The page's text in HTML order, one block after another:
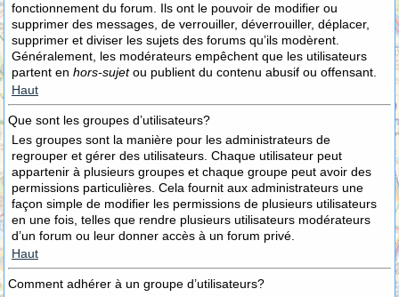
fonctionnement du forum. Ils ont le pouvoir de modifier ou
supprimer des messages, de verrouiller, déverrouiller, déplacer,
supprimer et diviser les sujets des forums qu’ils modèrent.
Généralement, les modérateurs empêchent que les utilisateurs
partent en hors-sujetou publient du contenu abusif ou offensant.
Haut
Que sont les groupes d’utilisateurs?
Les groupes sont la manière pour les administrateurs de
regrouper et gérer des utilisateurs. Chaque utilisateur peut
appartenir à plusieurs groupes et chaque groupe peut avoir des
permissions particulières. Cela fournit aux administrateurs une
façon simple de modifier les permissions de plusieurs utilisateurs
en une fois, telles que rendre plusieurs utilisateurs modérateurs
d’un forum ou leur donner accès à un forum privé.
Haut
Comment adhérer à un groupe d’utilisateurs?